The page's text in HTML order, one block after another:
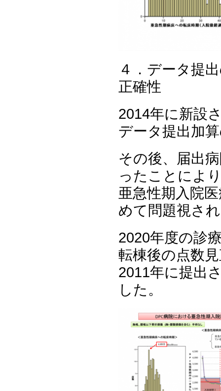
４．データ提
正確性
2014年に新設
データ提出加
その後、届出
ったことによ
亜急性期入院
めて問題視さ
2020年度の診
転棟後の点数
2011年に提出
した。